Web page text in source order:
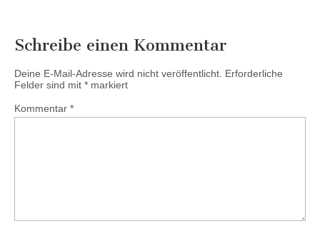
Schreibe einen Kommentar
Deine E-Mail-Adresse wird nicht veröffentlicht. Erforderliche
Felder sind mit * markiert
Kommentar *